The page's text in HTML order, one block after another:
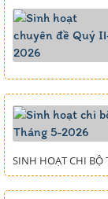
SINH HOẠT CHI BỘ